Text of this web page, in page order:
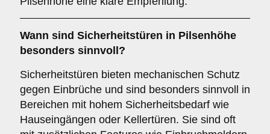
Wann sind Sicherheitstüren in Pilsenhöhe
besonders sinnvoll?
Sicherheitstüren bieten mechanischen Schutz
gegen Einbrüche und sind besonders sinnvoll in
Bereichen mit hohem Sicherheitsbedarf wie
Hauseingängen oder Kellertüren. Sie sind oft